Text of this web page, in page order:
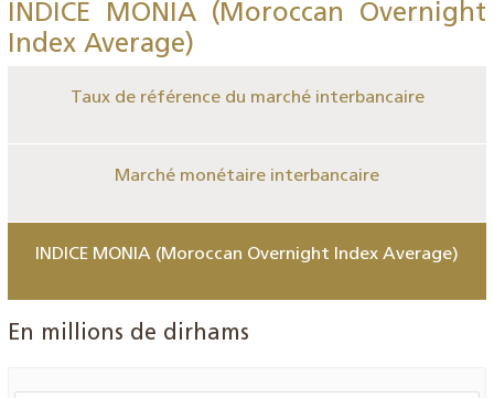
INDICE MONIA (Moroccan Overnight
Index Average)
Taux de référence du marché interbancaire
Marché monétaire interbancaire
INDICE MONIA (Moroccan Overnight Index Average)
En millions de dirhams